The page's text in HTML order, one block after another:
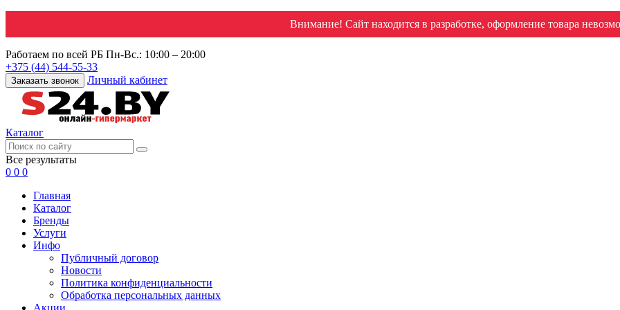
Внимание! Сайт находится в разработке, оформление товара
Работаем по всей РБ Пн-Вс.: 10:00 – 20:00
+375 (44) 544-55-33
Заказать звонок Личный кабинет
Каталог
Все результаты
0 0 0
Главная
Каталог
Бренды
Услуги
Инфо
Публичный договор
Новости
Политика конфиденциальности
Обработка персональных данных
Акции